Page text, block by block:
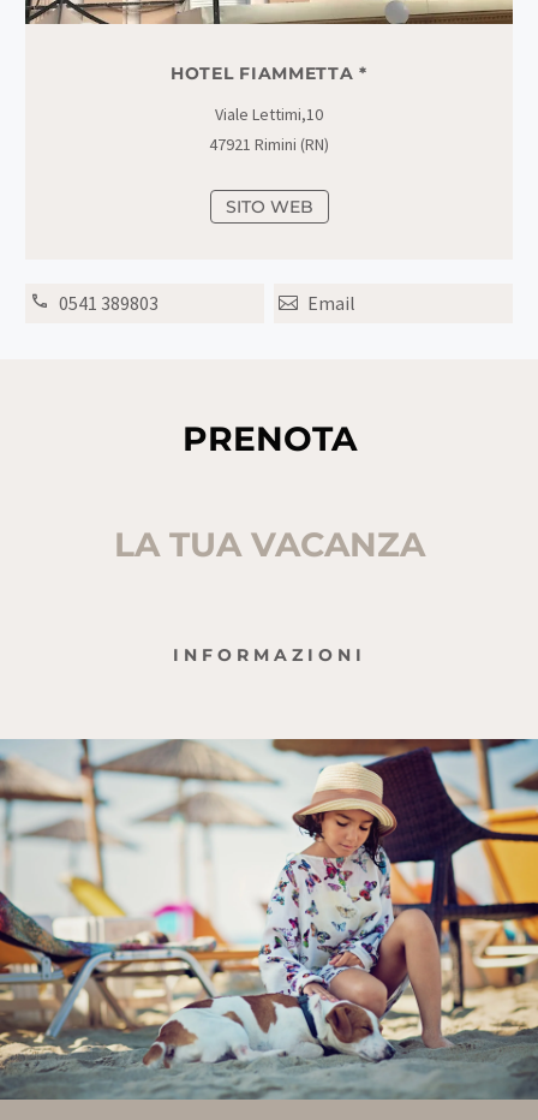
HOTEL FIAMMETTA *
Viale Lettimi,10
47921 Rimini (RN)
SITO WEB
0541 389803 Email
PRENOTA
LA TUA VACANZA
INFORMAZIONI